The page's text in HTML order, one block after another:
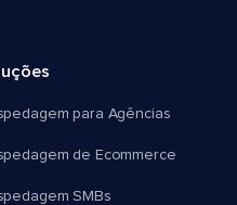
para Agências
de Ecommerce
SMBs